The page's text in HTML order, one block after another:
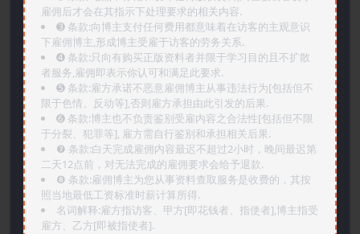
雇佣后才会在其指示下处理要求的相关内容.
➌️ 条款:向博主支付任何费用都意味着在访客的主观意识
下雇佣博主,形成博主受雇于访客的劳务关系.
➍️ 条款:只向有购买正版资料者并限于学习目的且不扩散
者服务,雇佣即表示你认可和满足此要求.
➎ 条款:雇方承诺不恶意雇佣博主从事违法行为[包括但不
限于色情、反动等],否则雇方承担由此引发的后果.
➏️ 条款:博主也不负责鉴别受雇内容之合法性[包括但不限
于分裂、犯罪等], 雇方需自行鉴别和承担相关后果.
❼ 条款:白天完成雇佣内容最迟不超过2小时，晚间最迟第
二天12点前，对无法完成的雇佣要求会给予退款.
❽ 条款:雇佣博主为您从事资料查取服务是收费的，其按
照当地最低工资标准时薪计算所得.
名词解释:雇方指访客、甲方[即花钱者、指使者],博主指受
雇方、乙方[即被指使者].